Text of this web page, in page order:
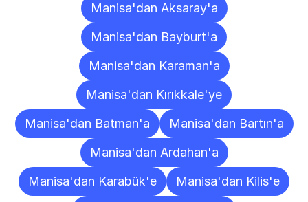
Manisa'dan Aksaray'a
Manisa'dan Bayburt'a
Manisa'dan Karaman'a
Manisa'dan Kırıkkale'ye
Manisa'dan Batman'a
Manisa'dan Bartın'a
Manisa'dan Ardahan'a
Manisa'dan Karabük'e
Manisa'dan Kilis'e